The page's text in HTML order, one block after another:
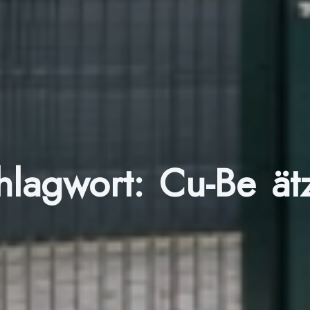
Cu-Be